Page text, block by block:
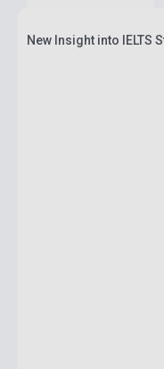
New Insight into IELTS